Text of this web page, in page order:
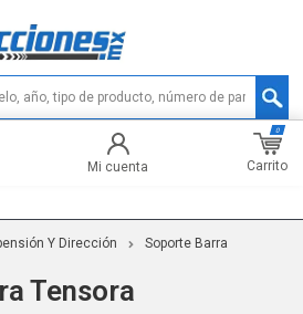
Mi cuenta Carrito
0
Y Dirección
Soporte Barra
Tensora